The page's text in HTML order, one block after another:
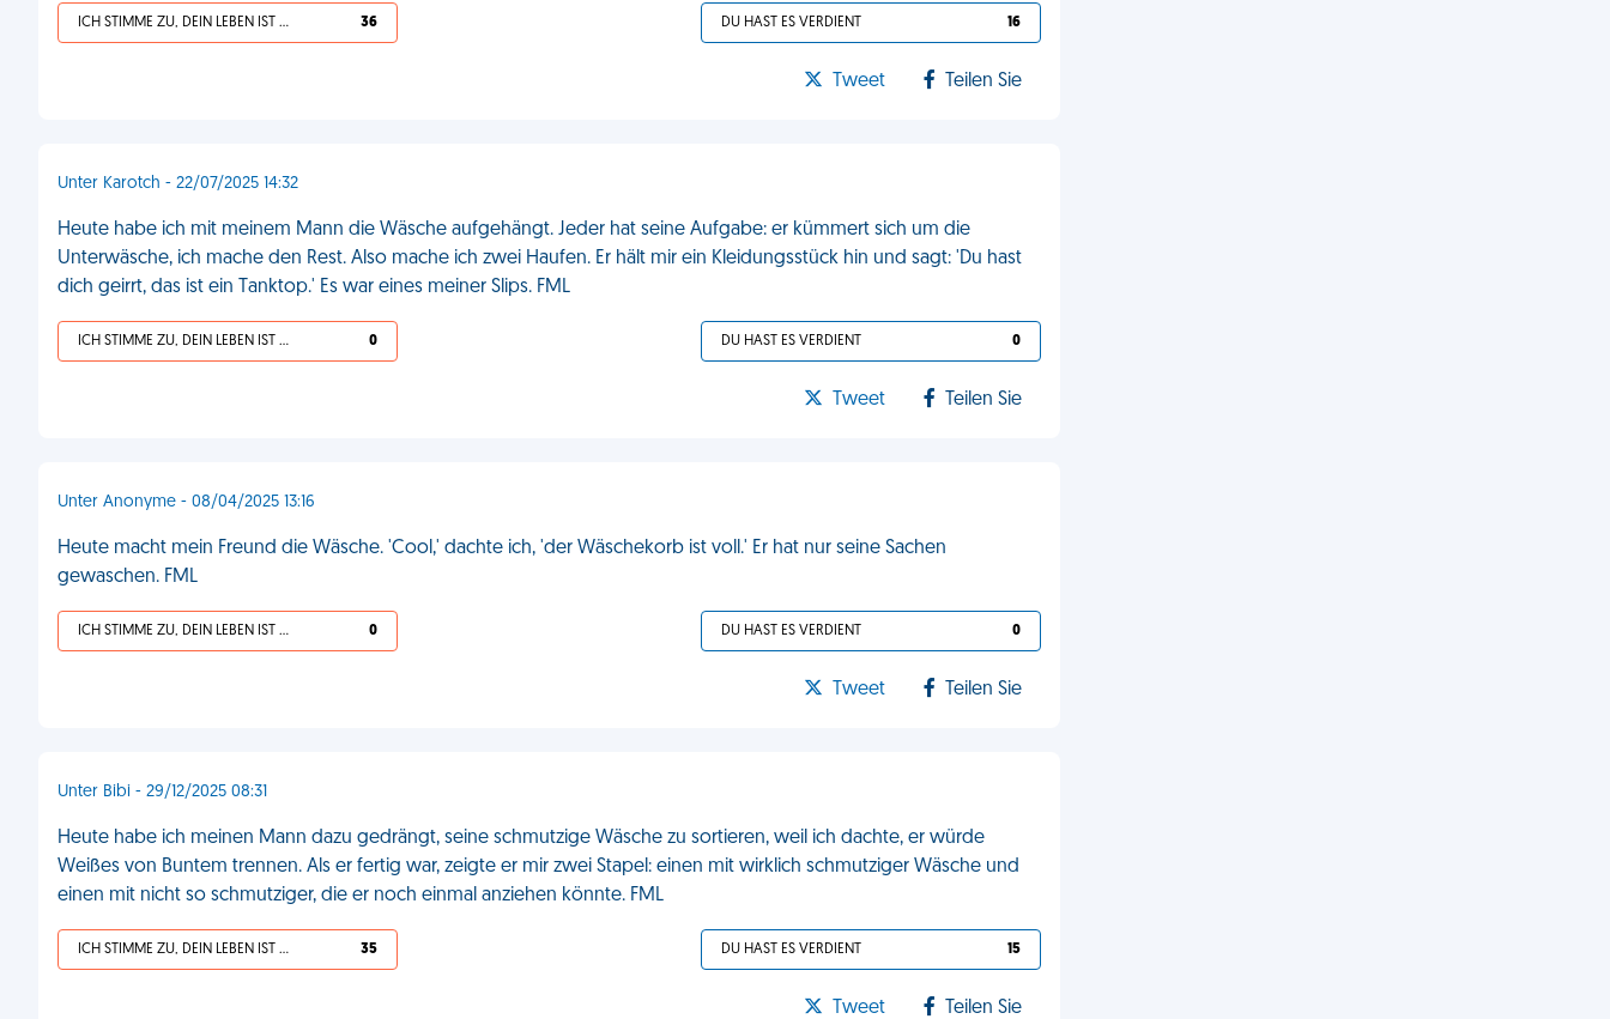
ICH STIMME ZU, DEIN LEBEN IST SCHEISSE 36 DU HAST ES VERDIENT 16
Tweet Teilen Sie
Unter Karotch - 22/07/2025 14:32
Heute habe ich mit meinem Mann die Wäsche aufgehängt. Jeder hat seine Aufgabe: er kümmert sich um die
Unterwäsche, ich mache den Rest. Also mache ich zwei Haufen. Er hält mir ein Kleidungsstück hin und sagt: 'Du hast
dich geirrt, das ist ein Tanktop.' Es war eines meiner Slips. FML
ICH STIMME ZU, DEIN LEBEN IST SCHEISSE 0 DU HAST ES VERDIENT 0
Tweet Teilen Sie
Unter Anonyme - 08/04/2025 13:16
Heute macht mein Freund die Wäsche. 'Cool,' dachte ich, 'der Wäschekorb ist voll.' Er hat nur seine Sachen
gewaschen. FML
ICH STIMME ZU, DEIN LEBEN IST SCHEISSE 0 DU HAST ES VERDIENT 0
Tweet Teilen Sie
Unter Bibi - 29/12/2025 08:31
Heute habe ich meinen Mann dazu gedrängt, seine schmutzige Wäsche zu sortieren, weil ich dachte, er würde
Weißes von Buntem trennen. Als er fertig war, zeigte er mir zwei Stapel: einen mit wirklich schmutziger Wäsche und
einen mit nicht so schmutziger, die er noch einmal anziehen könnte. FML
ICH STIMME ZU, DEIN LEBEN IST SCHEISSE 35 DU HAST ES VERDIENT 15
Tweet Teilen Sie